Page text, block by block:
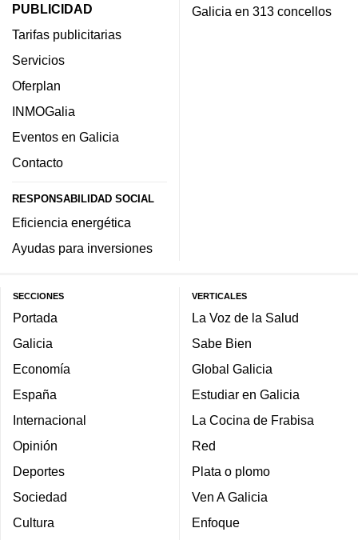
PUBLICIDAD
Tarifas publicitarias
Servicios
Oferplan
INMOGalia
Eventos en Galicia
Contacto
RESPONSABILIDAD SOCIAL
Eficiencia energética
Ayudas para inversiones
Galicia en 313 concellos
SECCIONES
Portada
Galicia
Economía
España
Internacional
Opinión
Deportes
Sociedad
Cultura
VERTICALES
La Voz de la Salud
Sabe Bien
Global Galicia
Estudiar en Galicia
La Cocina de Frabisa
Red
Plata o plomo
Ven A Galicia
Enfoque